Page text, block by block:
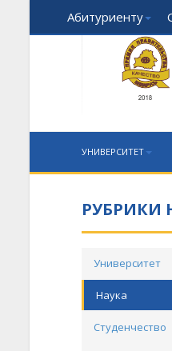
Абитуриенту
УНИВЕРСИТЕТ
РУБРИКИ
Университет
Наука
Студенчество